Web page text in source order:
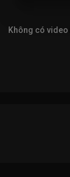
Không có